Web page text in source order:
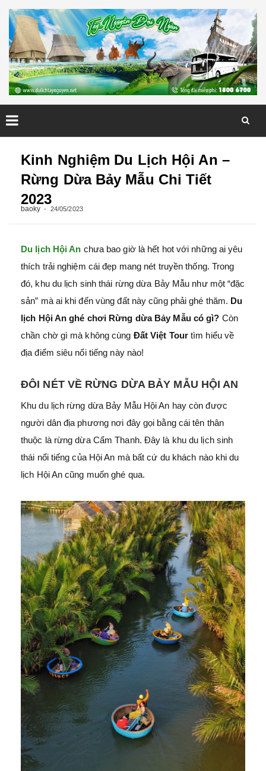
Kinh Nghiệm Du Lịch Hội An –
Rừng Dừa Bảy Mẫu Chi Tiết
2023
baoky 24/05/2023
Du lịch Hội An chưa bao giờ là hết hot với những ai yêu
thích trải nghiệm cái đẹp mang nét truyền thống. Trong
đó, khu du lịch sinh thái rừng dừa Bảy Mẫu như một “đặc
sản” mà ai khi đến vùng đất này cũng phải ghé thăm. Du
lịch Hội An ghé chơi Rừng dừa Bảy Mẫu có gì? Còn
chần chờ gì mà không cùng Đất Việt Tour tìm hiểu về
địa điểm siêu nổi tiếng này nào!
ĐÔI NÉT VỀ RỪNG DỪA BẢY MẪU HỘI AN
Khu du lịch rừng dừa Bảy Mẫu Hội An hay còn được
người dân địa phương nơi đây gọi bằng cái tên thân
thuộc là rừng dừa Cẩm Thanh. Đây là khu du lịch sinh
thái nổi tiếng của Hội An mà bất cứ du khách nào khi du
lịch Hội An cũng muốn ghé qua.